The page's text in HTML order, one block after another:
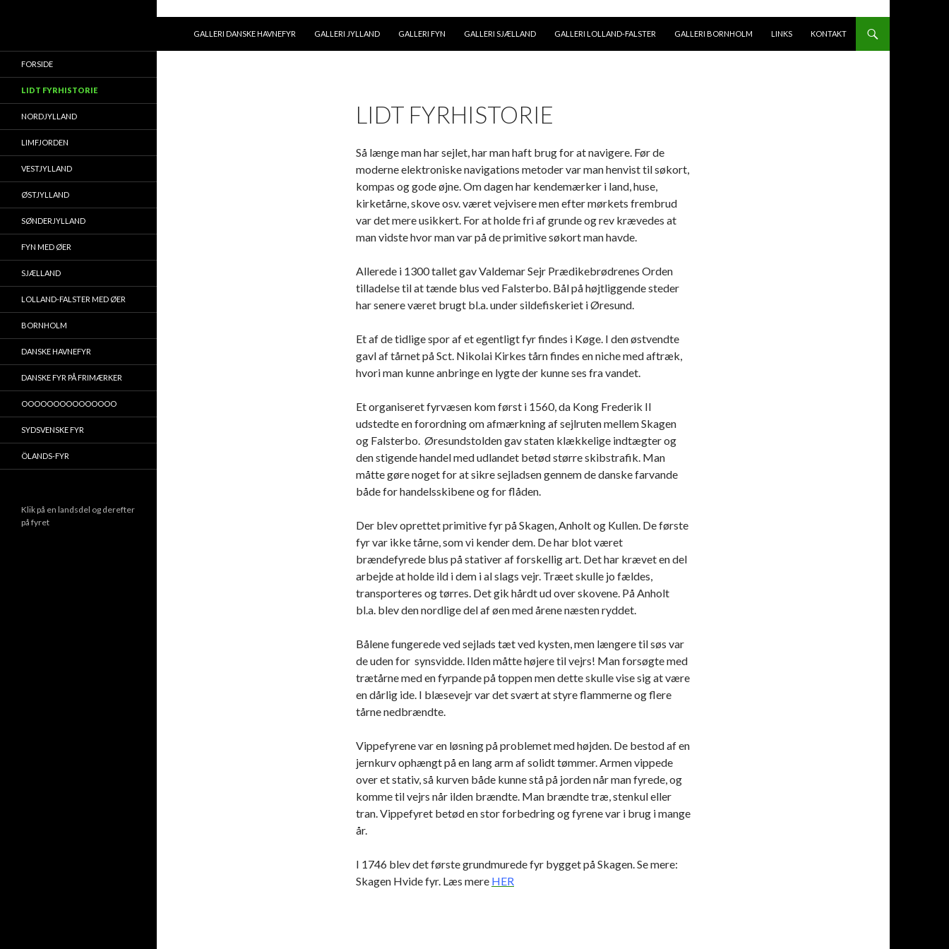
GALLERI DANSKE HAVNEFYR
GALLERI JYLLAND GALLERI FYN GALLERI SJÆLLAND GALLERI LOLLAND-FALSTER GALLERI BORNHOLM LINKS KONTAKT
LIDT FYRHISTORIE
Så længe man har sejlet, har man haft brug for at navigere. Før de
moderne elektroniske navigations metoder var man henvist til søkort,
kompas og gode øjne. Om dagen har kendemærker i land, huse,
kirketårne, skove osv. været vejvisere men efter mørkets frembrud
var det mere usikkert. For at holde fri af grunde og rev krævedes at
man vidste hvor man var på de primitive søkort man havde.
Allerede i 1300 tallet gav Valdemar Sejr Prædikebrødrenes Orden
tilladelse til at tænde blus ved Falsterbo. Bål på højtliggende steder
har senere været brugt bl.a. under sildefiskeriet i Øresund.
Et af de tidlige spor af et egentligt fyr findes i Køge. I den østvendte
gavl af tårnet på Sct. Nikolai Kirkes tårn findes en niche med aftræk,
hvori man kunne anbringe en lygte der kunne ses fra vandet.
Et organiseret fyrvæsen kom først i 1560, da Kong Frederik II
udstedte en forordning om afmærkning af sejlruten mellem Skagen
og Falsterbo. Øresundstolden gav staten klækkelige indtægter og
den stigende handel med udlandet betød større skibstrafik. Man
måtte gøre noget for at sikre sejladsen gennem de danske farvande
både for handelsskibene og for flåden.
Der blev oprettet primitive fyr på Skagen, Anholt og Kullen. De første
fyr var ikke tårne, som vi kender dem. De har blot været
brændefyrede blus på stativer af forskellig art. Det har krævet en del
arbejde at holde ild i dem i al slags vejr. Træet skulle jo fældes,
transporteres og tørres. Det gik hårdt ud over skovene. På Anholt
bl.a. blev den nordlige del af øen med årene næsten ryddet.
Bålene fungerede ved sejlads tæt ved kysten, men længere til søs var
de uden for synsvidde. Ilden måtte højere til vejrs! Man forsøgte med
trætårne med en fyrpande på toppen men dette skulle vise sig at være
en dårlig ide. I blæsevejr var det svært at styre flammerne og flere
tårne nedbrændte.
Vippefyrene var en løsning på problemet med højden. De bestod af en
jernkurv ophængt på en lang arm af solidt tømmer. Armen vippede
over et stativ, så kurven både kunne stå på jorden når man fyrede, og
komme til vejrs når ilden brændte. Man brændte træ, stenkul eller
tran. Vippefyret betød en stor forbedring og fyrene var i brug i mange
år.
I 1746 blev det første grundmurede fyr bygget på Skagen. Se mere:
Skagen Hvide fyr. Læs mere HER
FORSIDE
LIDT FYRHISTORIE
NORDJYLLAND
LIMFJORDEN
VESTJYLLAND
ØSTJYLLAND
SØNDERJYLLAND
FYN MED ØER
SJÆLLAND
LOLLAND-FALSTER MED ØER
BORNHOLM
DANSKE HAVNEFYR
DANSKE FYR PÅ FRIMÆRKER
OOOOOOOOOOOOOOO
SYDSVENSKE FYR
ÖLANDS-FYR
Klik på en landsdel og derefter
på fyret